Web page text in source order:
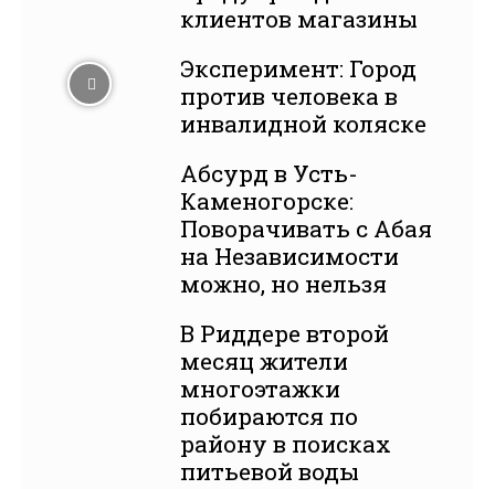
клиентов магазины
Эксперимент: Город
против человека в
инвалидной коляске
Абсурд в Усть-
Каменогорске:
Поворачивать с Абая
на Независимости
можно, но нельзя
В Риддере второй
месяц жители
многоэтажки
побираются по
району в поисках
питьевой воды